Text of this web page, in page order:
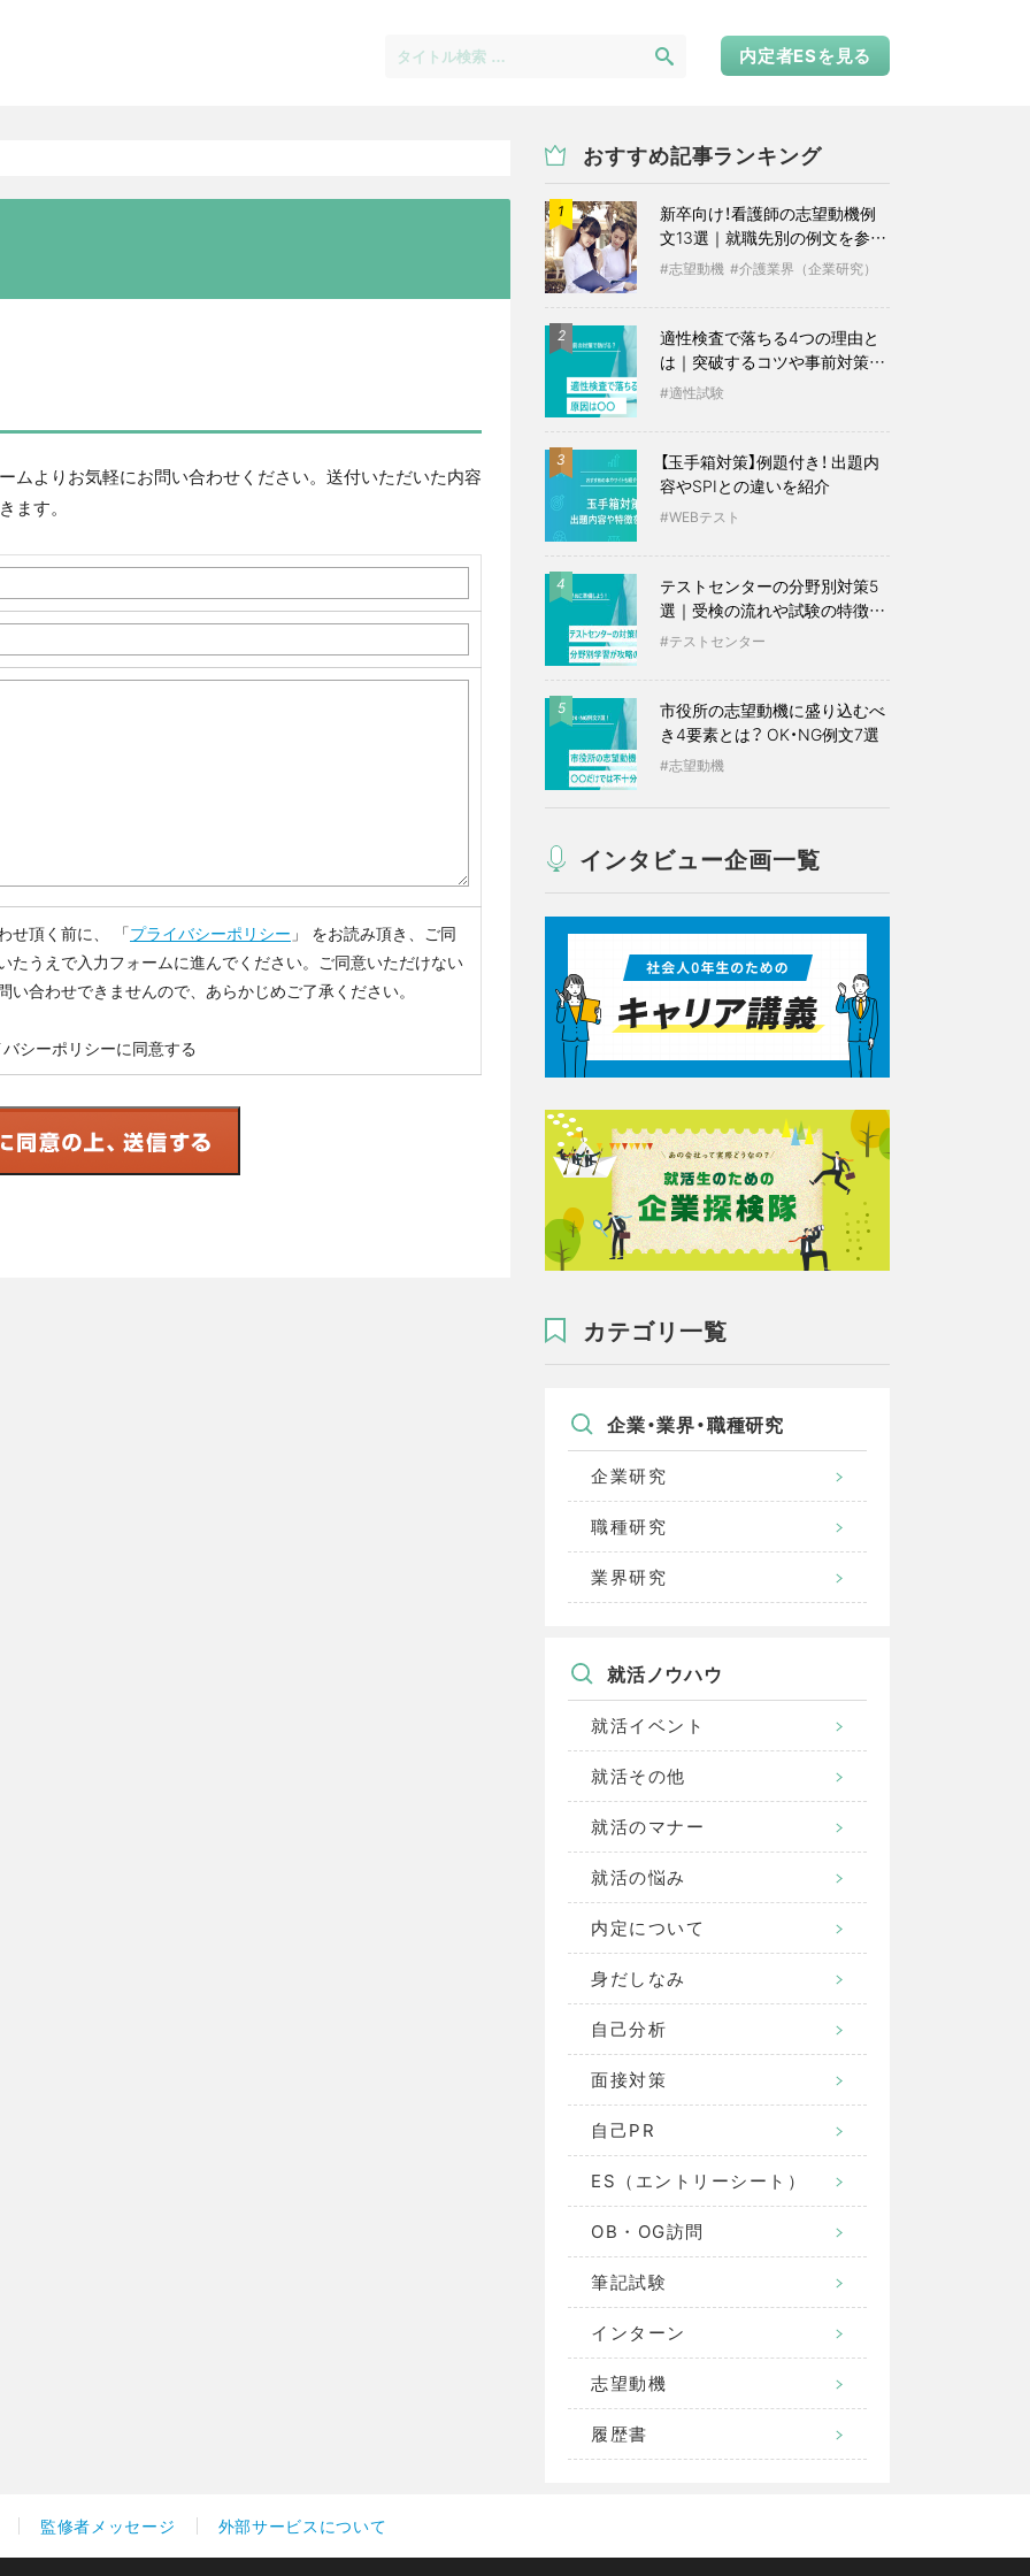
内定者ESを見る
ムよりお気軽にお問い合わせください。送付いただいた内容
ます。
せ頂く前に、 「プライバシーポリシー 」 をお読み頂き、ご同
たうえで入力フォームに進んでください。ご同意いただけない
い合わせできませんので、あらかじめご了承ください。
シーポリシーに同意する
おすすめ記事ランキング
1
新卒向け！看護師の志望動機例
文13選｜就職先別の例文を参考
に志望動機 介護業界（企業研究）
2
適性検査で落ちる4つの理由と
は｜突破するコツや事前対策も
紹介
適性試験
3
【玉手箱対策】例題付き！ 出題内
容やSPIとの違いを紹介
WEBテスト
4
テストセンターの分野別対策5
選｜受検の流れや試験の特徴も
紹介
テストセンター
5
市役所の志望動機に盛り込むべ
き4要素とは？ OK・NG例文7選
志望動機
インタビュー企画一覧
カテゴリ一覧
企業・業界・職種研究
企業研究
職種研究
業界研究
就活ノウハウ
就活イベント
就活その他
就活のマナー
就活の悩み
内定について
身だしなみ
自己分析
面接対策
自己PR
ES（エントリーシート）
OB・OG訪問
筆記試験
インターン
志望動機
履歴書
監修者メッセージ 外部サービスについて